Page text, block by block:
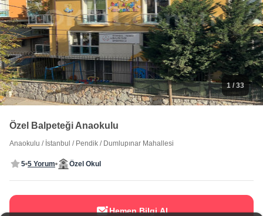
1/ 33
Özel Balpeteği Anaokulu
Anaokulu / İstanbul / Pendik / Dumlupınar Mahallesi
5 5 Yorum Özel Okul
Hemen Bilgi Al